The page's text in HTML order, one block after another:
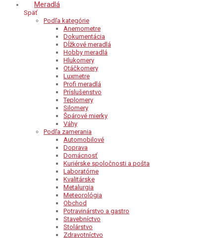
Meradlá
Späť
Podľa kategórie
Anemometre
Dokumentácia
Dĺžkové meradlá
Hobby meradlá
Hlukomery
Otáčkomery
Luxmetre
Profi meradlá
Príslušenstvo
Teplomery
Silomery
Špárové mierky
Váhy
Podľa zamerania
Automobilové
Doprava
Domácnosť
Kuriérske spoločnosti a pošta
Laboratórne
Kvalitárske
Metalurgia
Meteorológia
Obchod
Potravinárstvo a gastro
Stavebníctvo
Stolárstvo
Zdravotníctvo